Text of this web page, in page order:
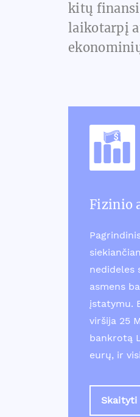
kitų
laikotarpį
Fizinio
nedideles
asmens
įstatymu.
viršija 25
bankrotą
eurų, ir
Skaityti